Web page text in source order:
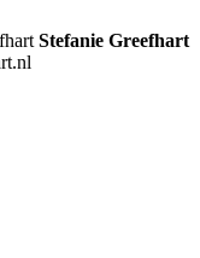
Stefanie Greefhart